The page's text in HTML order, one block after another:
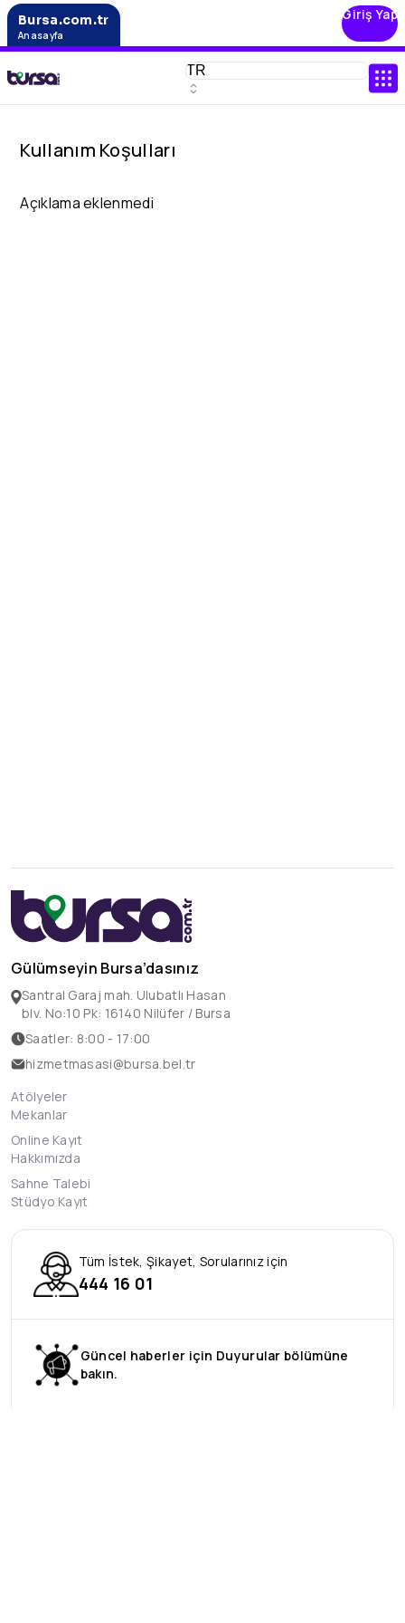
Bursa.com.tr
Anasayfa
Giriş Yap
Kullanım Koşulları
Açıklama eklenmedi
Gülümseyin Bursa’dasınız
Santral Garaj mah. Ulubatlı Hasan
blv. No:10 Pk: 16140 Nilüfer / Bursa
Saatler: 8:00 - 17:00
hizmetmasasi@bursa.bel.tr
Atölyeler
Mekanlar
Online Kayıt
Hakkımızda
Sahne Talebi
Stüdyo Kayıt
Tüm İstek, Şikayet, Sorularınız için
444 16 01
Güncel haberler için Duyurular bölümüne
bakın.